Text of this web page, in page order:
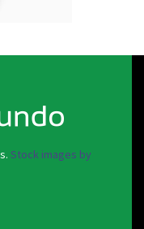
Stock images by